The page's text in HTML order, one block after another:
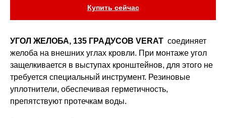
Купить сейчас
УГОЛ ЖЕЛОБА, 135 ГРАДУСОВ VERAT соединяет
желоба на внешних углах кровли. При монтаже угол
защелкивается в выступах кронштейнов, для этого не
требуется специальный инструмент. Резиновые
уплотнители, обеспечивая герметичность,
препятствуют протечкам воды.